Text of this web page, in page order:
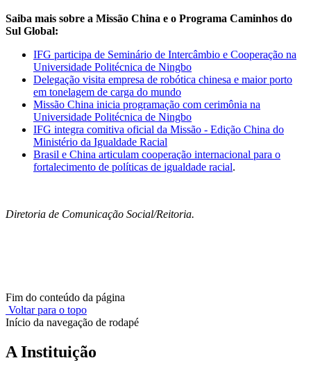
Saiba mais sobre a Missão China e o Programa Caminhos do
Sul Global:
IFG participa de Seminário de Intercâmbio e Cooperação na
Universidade Politécnica de Ningbo
Delegação visita empresa de robótica chinesa e maior porto
em tonelagem de carga do mundo
Missão China inicia programação com cerimônia na
Universidade Politécnica de Ningbo
IFG integra comitiva oficial da Missão - Edição China do
Ministério da Igualdade Racial
Brasil e China articulam cooperação internacional para o
fortalecimento de políticas de igualdade racial.
Diretoria de Comunicação Social/Reitoria.
Fim do conteúdo da página
Voltar para o topo
Início da navegação de rodapé
A Instituição